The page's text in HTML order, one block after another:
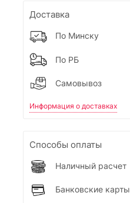
Доставка
По Минску
По РБ
Самовывоз
Информация о доставках
Способы оплаты
Наличный расчет
Банковские карты